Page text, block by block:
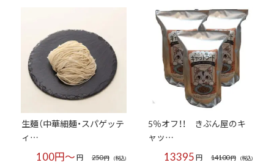
生麺（中華細麺・スパゲッテ
ィ…
250円 (税込)
100円～円
5％オフ！！ きぶん屋のキ
ャッ…
14100円 (税込)
13395円